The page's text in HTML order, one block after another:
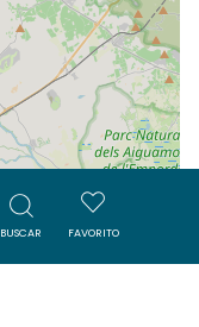
BUSCAR FAVORITO